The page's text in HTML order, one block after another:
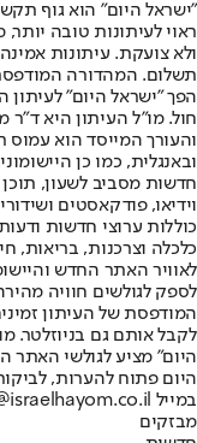
"ישראל היום" הוא גוף
ראוי לעיתונות טובה
ולא צועקת. עיתונות
הפך "ישראל היום" לעיתון
חול. מו"ל העיתון היא ד"ר
והעורך המייסד הוא עמוס
חדשות מסביב לשעון, תוכן
וידיאו, פודקאסטים
כוללות ערוצי חדשות
לאוויר האתר החדש
לספק לגולשים חוויה
המודפסת של העיתון
לקבל אותם גם בניוזלטר.
היום" מציע לגולשי האתר
היום פתוח להערות,
במייל hayom@israelhayom.co.il.
מבזקים